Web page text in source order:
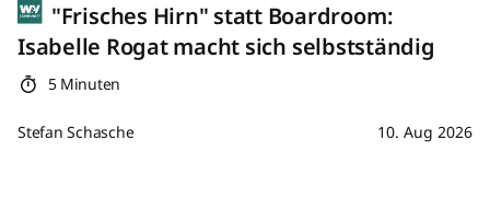
"Frisches Hirn" statt Boardroom:
Isabelle Rogat macht sich selbstständig
5 Minuten
Stefan Schasche 10. Aug 2026